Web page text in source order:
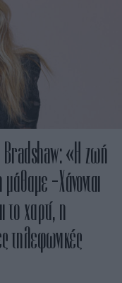
«Η ζωή
-Χάνονται
το χαρτί, η
τηλεφωνικές